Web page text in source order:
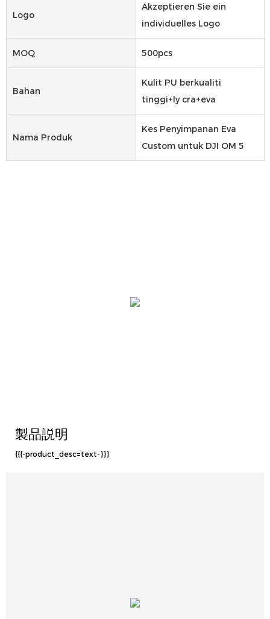
Logo
Akzeptieren Sie ein
individuelles Logo
MOQ 500pcs
Bahan
Kulit PU berkualiti
tinggi+ly cra+eva
Nama Produk
Kes Penyimpanan Eva
Custom untuk DJI OM 5
製品説明
{{{-product_desc=text-}}}